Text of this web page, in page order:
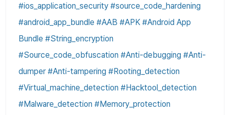
#ios_application_security #source_code_hardening
#android_app_bundle #AAB #APK #Android App
Bundle #String_encryption
#Source_code_obfuscation #Anti-debugging #Anti-
dumper #Anti-tampering #Rooting_detection
#Virtual_machine_detection #Hacktool_detection
#Malware_detection #Memory_protection